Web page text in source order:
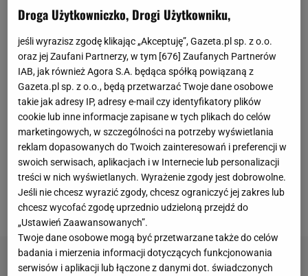
W sobotni wieczór odbędzie się El Clasico na Estadio
de La Cartuja w Sewilli, którego stawką jest finał
Pucharu Króla. FC Barcelona podejdzie do tego
starcia bez Roberta Lewandowskiego i Alejandro
Balde, natomiast po stronie Realu Madryt zabraknie
Eduardo Camavingi czy Edera Militao. Jednym z
głównych tematów wokół tego spotkania był fakt,
czy Kylian Mbappe zdoła wrócić do dyspozycji po
kontuzji, którą odniósł w trakcie rewanżowego
spotkania z Arsenalem w ćwierćfinaleLigi Mistrzów
Droga Użytkowniczko, Drogi Użytkowniku,
jeśli wyrazisz zgodę klikając „Akceptuję”, Gazeta.pl sp. z o.o.
oraz jej Zaufani Partnerzy, w tym [676] Zaufanych Partnerów
IAB, jak również Agora S.A. będąca spółką powiązaną z
Gazeta.pl sp. z o.o., będą przetwarzać Twoje dane osobowe
takie jak adresy IP, adresy e-mail czy identyfikatory plików
cookie lub inne informacje zapisane w tych plikach do celów
marketingowych, w szczególności na potrzeby wyświetlania
reklam dopasowanych do Twoich zainteresowań i preferencji w
swoich serwisach, aplikacjach i w Internecie lub personalizacji
treści w nich wyświetlanych. Wyrażenie zgody jest dobrowolne.
Jeśli nie chcesz wyrazić zgody, chcesz ograniczyć jej zakres lub
chcesz wycofać zgodę uprzednio udzieloną przejdź do
„Ustawień Zaawansowanych”.
Twoje dane osobowe mogą być przetwarzane także do celów
badania i mierzenia informacji dotyczących funkcjonowania
serwisów i aplikacji lub łączone z danymi dot. świadczonych